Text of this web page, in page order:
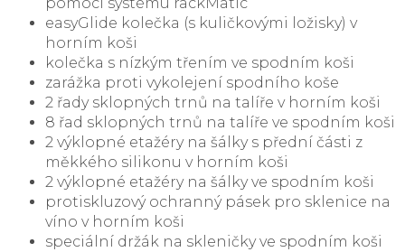
easyGlide kolečka (s kuličkovými ložisky) v
horním koši
kolečka s nízkým třením ve spodním koši
zarážka proti vykolejení spodního koše
2 řady sklopných trnů na talíře v horním koši
8 řad sklopných trnů na talíře ve spodním koši
2 výklopné etažéry na šálky s přední části z
měkkého silikonu v horním koši
2 výklopné etažéry na šálky ve spodním koši
protiskluzový ochranný pásek pro sklenice na
víno v horním koši
speciální držák na skleničky ve spodním koši